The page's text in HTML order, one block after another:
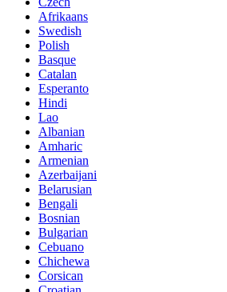
Afrikaans
Swedish
Polish
Basque
Catalan
Esperanto
Hindi
Lao
Albanian
Amharic
Armenian
Azerbaijani
Belarusian
Bengali
Bosnian
Bulgarian
Cebuano
Chichewa
Corsican